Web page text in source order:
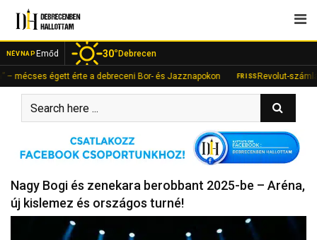
content
NÉVNAP Emőd 30°Debrecen
égett érte a debreceni Bor- és Jazznapokon FRISS Revolut-számlán fialt
Nagy Bogi és zenekara berobbant 2025-be – Aréna,
új kislemez és országos turné!